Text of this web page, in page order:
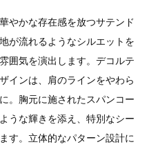
やかな存在感を放つサテンド
が流れるようなシルエットを
囲気を演出します。デコルテ
インは、肩のラインをやわら
。胸元に施されたスパンコー
うな輝きを添え、特別なシー
す。立体的なパターン設計に